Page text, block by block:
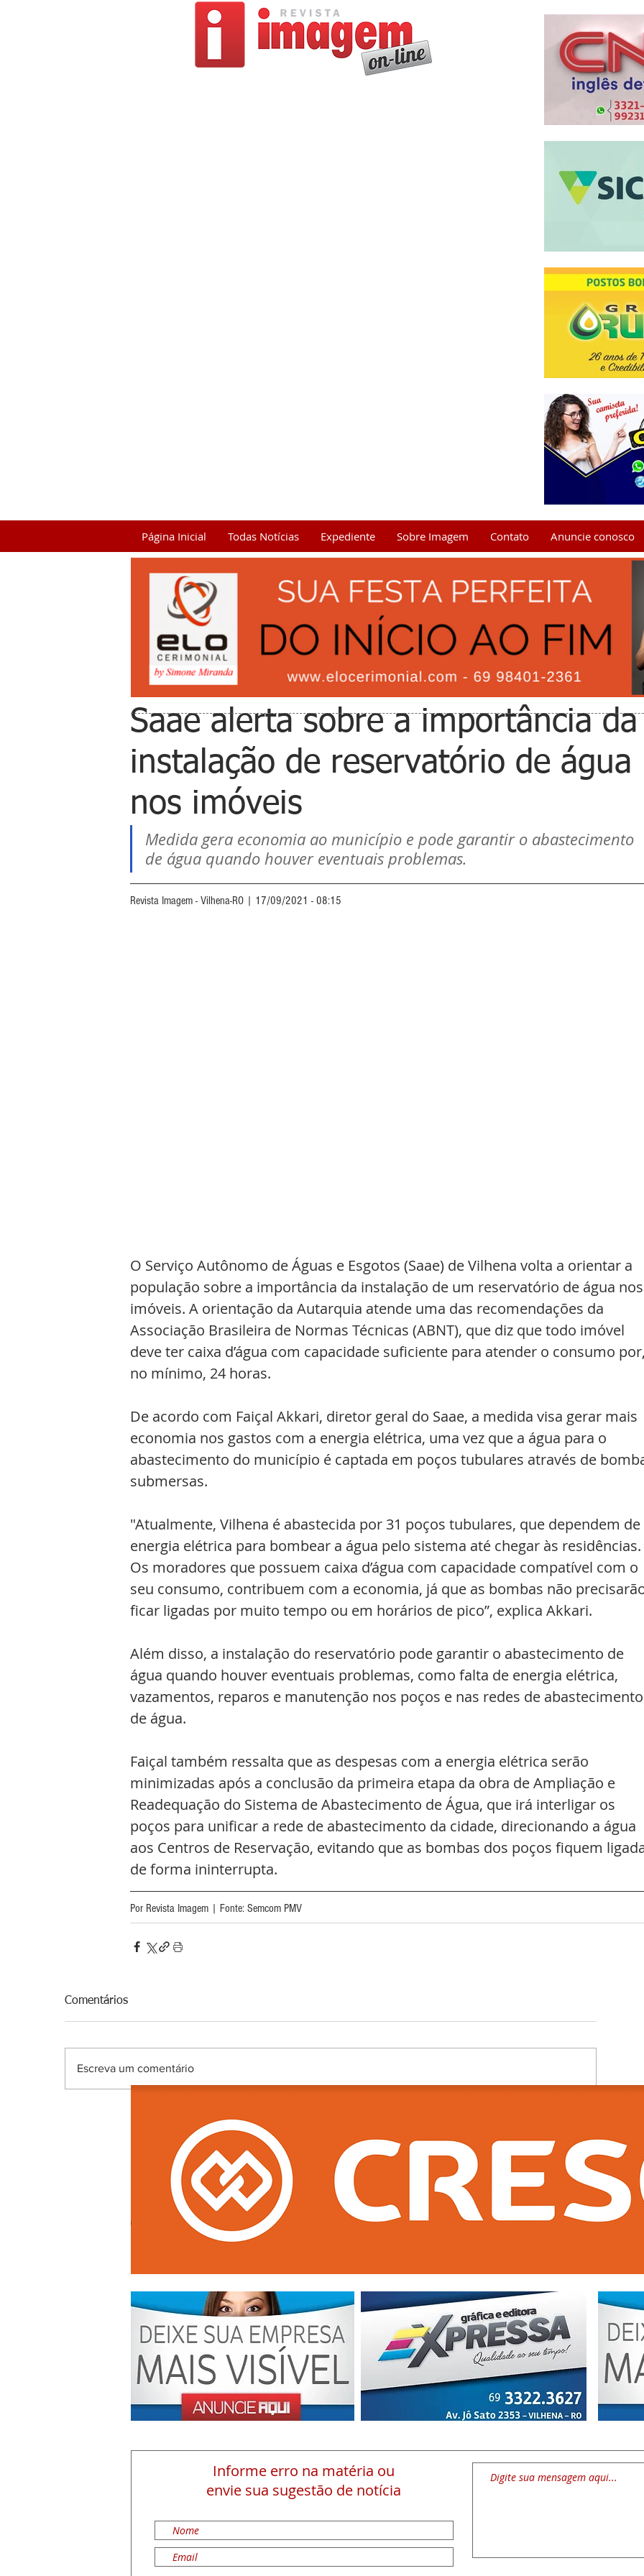
Página Inicial Todas Notícias Expediente Sobre Imagem Contato Anuncie conosco
Saae alerta sobre a importância da
instalação de reservatório de água
nos imóveis
Medida gera economia ao município e pode garantir o abastecimento
de água quando houver eventuais problemas.
Revista Imagem - Vilhena-RO | 17/09/2021 - 08:15
O Serviço Autônomo de Águas e Esgotos (Saae) de Vilhena volta a orientar a
população sobre a importância da instalação de um reservatório de água
imóveis. A orientação da Autarquia atende uma das recomendações da
Associação Brasileira de Normas Técnicas (ABNT), que diz que todo imóvel
deve ter caixa d’água com capacidade suficiente para atender o consumo
no mínimo, 24 horas.
De acordo com Faiçal Akkari, diretor geral do Saae, a medida visa gerar mais
economia nos gastos com a energia elétrica, uma vez que a água para o
abastecimento do município é captada em poços tubulares através de
submersas.
"Atualmente, Vilhena é abastecida por 31 poços tubulares, que dependem de
energia elétrica para bombear a água pelo sistema até chegar às residências.
Os moradores que possuem caixa d’água com capacidade compatível com o
seu consumo, contribuem com a economia, já que as bombas não
ficar ligadas por muito tempo ou em horários de pico”, explica Akkari.
Além disso, a instalação do reservatório pode garantir o abastecimento de
água quando houver eventuais problemas, como falta de energia elétrica,
vazamentos, reparos e manutenção nos poços e nas redes de
de água.
Faiçal também ressalta que as despesas com a energia elétrica serão
minimizadas após a conclusão da primeira etapa da obra de Ampliação e
Readequação do Sistema de Abastecimento de Água, que irá interligar os
poços para unificar a rede de abastecimento da cidade, direcionando a água
aos Centros de Reservação, evitando que as bombas dos poços fiquem
de forma ininterrupta.
Por Revista Imagem | Fonte: Semcom PMV
Comentários
Escreva um comentário
Informe erro na matéria ou
envie sua sugestão de notícia